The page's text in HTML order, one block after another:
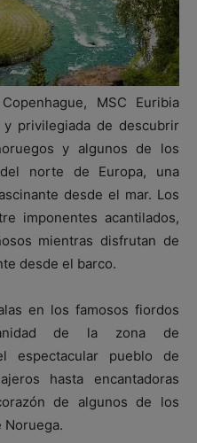
MSC Euribia
privilegiada de descubrir
y algunos de los
norte de Europa, una
desde el mar. Los
imponentes acantilados,
mientras disfrutan de
desde el barco.
en los famosos fiordos
de la zona de
espectacular pueblo de
hasta encantadoras
de algunos de los
Noruega.